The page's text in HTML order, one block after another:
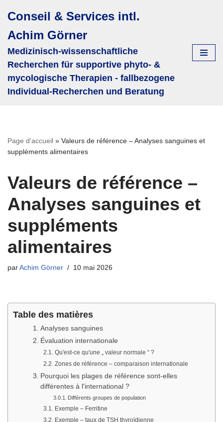
au
contenu
Conseil & Services intl.
Achim Görner
Medizinisch-wissenschaftliche
Recherchen für supportive phyto- &
mycologische Therapien - fallbezogene
Individual-Recherchen und Beratung
Page d'accueil » Valeurs de référence – Analyses sanguines et
suppléments alimentaires
Valeurs de référence –
Analyses sanguines et
suppléments
alimentaires
par Achim Görner 10 mai 2026
Table des matières
Analyses sanguines
Évaluation internationale
Qu'est-ce qu'une „ valeur normale “ ?
Zones de référence – comparaison internationale
Pourquoi les plages de référence sont-elles
différentes à l'international ?
Différents groupes de population
Exemple – Ferritine
Exemple – taux de TSH thyroïdienne